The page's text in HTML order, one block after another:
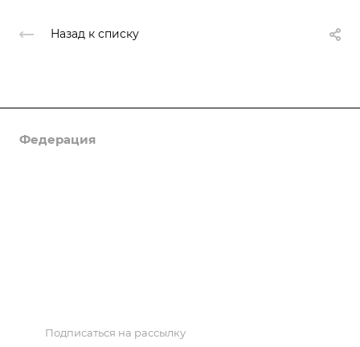
Назад к списку
Федерация
Подписаться на рассылку